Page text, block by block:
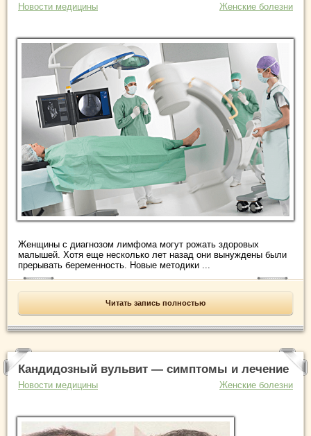
Новости медицины Женские болезни
Женщины с диагнозом лимфома могут рожать здоровых
малышей. Хотя еще несколько лет назад они вынуждены были
прерывать беременность. Новые методики ...
Читать запись полностью
Кандидозный вульвит — симптомы и лечение
Новости медицины Женские болезни